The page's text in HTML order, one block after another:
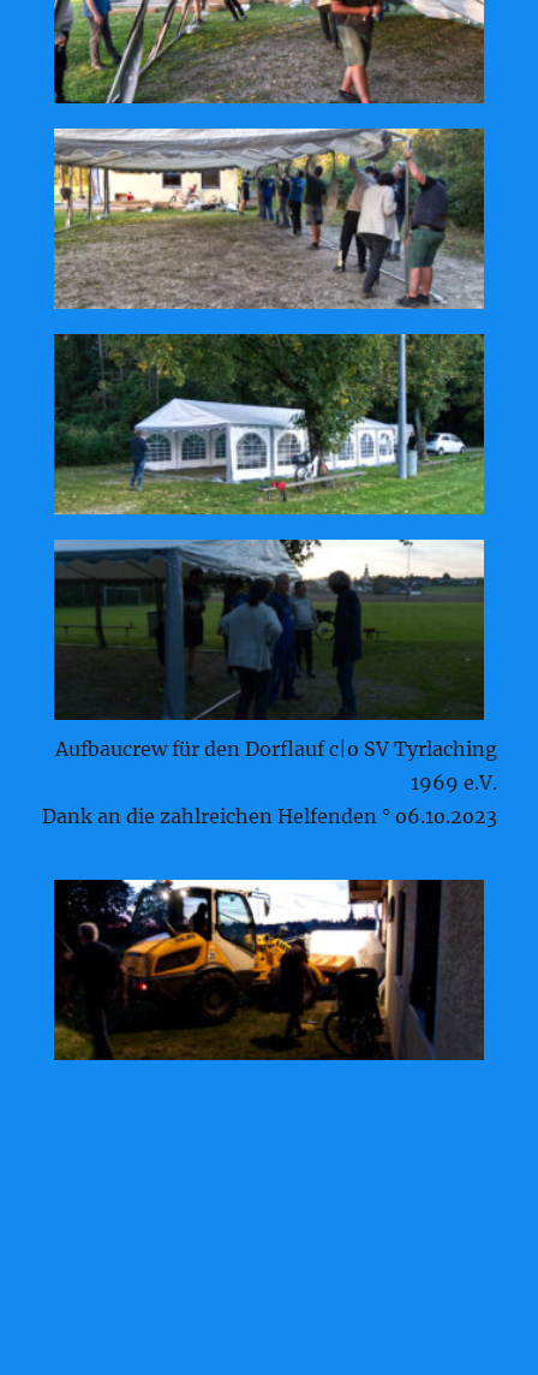
Aufbaucrew für den Dorflauf c|o SV Tyrlaching
1969 e.V.
Dank an die zahlreichen Helfenden ° o6.1o.2o23